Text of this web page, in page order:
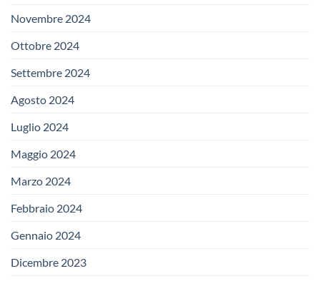
Novembre 2024
Ottobre 2024
Settembre 2024
Agosto 2024
Luglio 2024
Maggio 2024
Marzo 2024
Febbraio 2024
Gennaio 2024
Dicembre 2023